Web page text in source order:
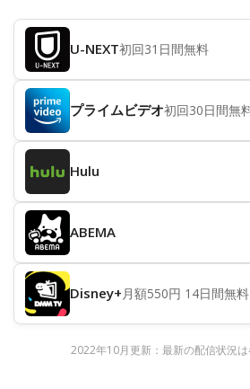
U-NEXT初回31日間無料
プライムビデオ初回30日間無
Hulu
ABEMA
Disney+月額550円 14日間無料
2022年10月更新：最新の配信状況は